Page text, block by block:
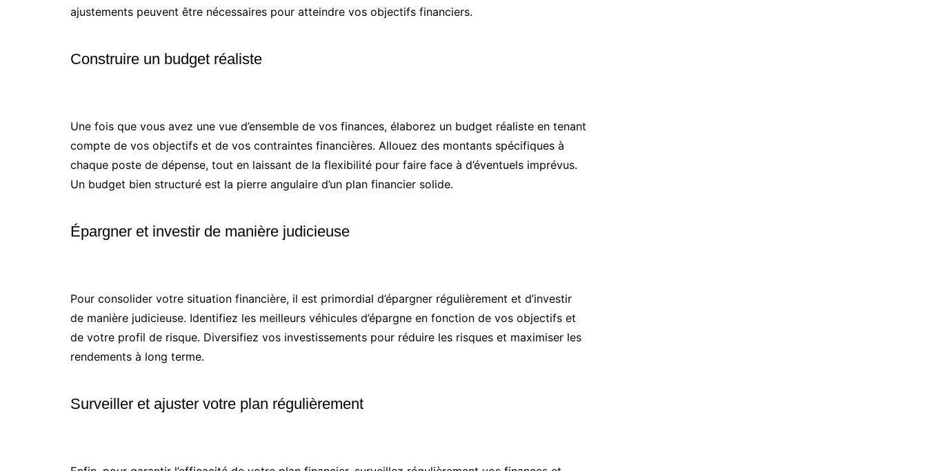
ajustements peuvent être nécessaires pour atteindre vos objectifs financiers.
Construire un budget réaliste
Une fois que vous avez une vue d’ensemble de vos finances, élaborez un budget réaliste en tenant
compte de vos objectifs et de vos contraintes financières. Allouez des montants spécifiques à
chaque poste de dépense, tout en laissant de la flexibilité pour faire face à d’éventuels imprévus.
Un budget bien structuré est la pierre angulaire d’un plan financier solide.
Épargner et investir de manière judicieuse
Pour consolider votre situation financière, il est primordial d’épargner régulièrement et d’investir
de manière judicieuse. Identifiez les meilleurs véhicules d’épargne en fonction de vos objectifs et
de votre profil de risque. Diversifiez vos investissements pour réduire les risques et maximiser les
rendements à long terme.
Surveiller et ajuster votre plan régulièrement